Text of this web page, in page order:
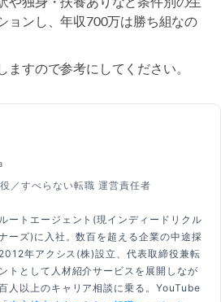
ョンし、年収700万は勝ち組なの
ますので参考にしてください。
／すべらない転職 運営責任者
ートエージェント(現インディードリクル
ーズ)に入社。数百を超える企業の中途採
年アクシス(株)設立、代表取締役兼転
トとして人材紹介サービスを展開しなが
人以上のキャリア相談に乗る。YouTube